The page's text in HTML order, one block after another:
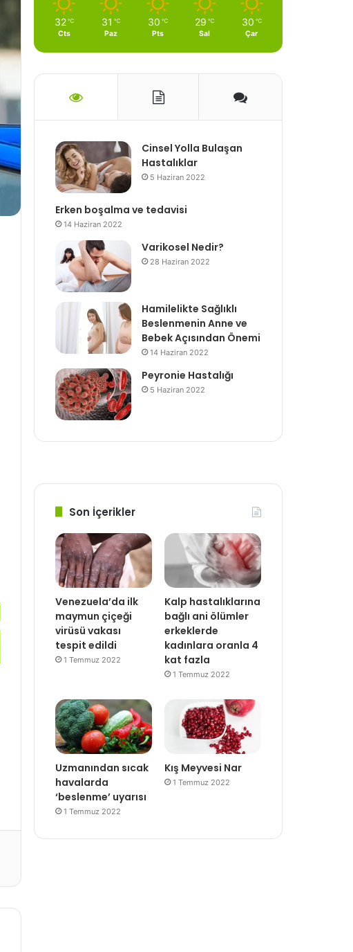
32 ℃
Cts
31 ℃
Paz
30 ℃
Pts
29 ℃
Sal
30 ℃
Çar
Cinsel Yolla Bulaşan
Hastalıklar
5 Haziran 2022
Erken boşalma ve tedavisi
14 Haziran 2022
Varikosel Nedir?
28 Haziran 2022
Hamilelikte Sağlıklı
Beslenmenin Anne ve
Bebek Açısından Önemi
14 Haziran 2022
Peyronie Hastalığı
5 Haziran 2022
Son İçerikler
Venezuela’da ilk
maymun çiçeği
virüsü vakası
tespit edildi
1 Temmuz 2022
Kalp hastalıklarına
bağlı ani ölümler
erkeklerde
kadınlara oranla 4
kat fazla
1 Temmuz 2022
Uzmanından sıcak
havalarda
‘beslenme’ uyarısı
1 Temmuz 2022
Kış Meyvesi Nar
1 Temmuz 2022